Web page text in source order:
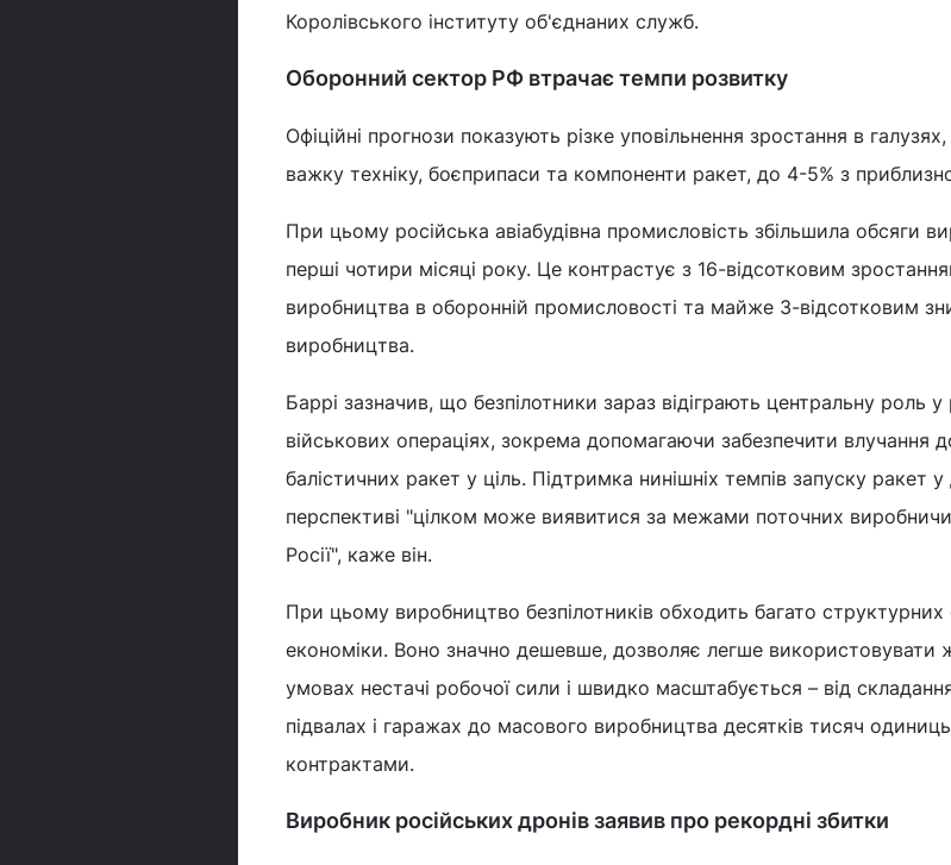
Королівського інституту об'єднаних служб.
Оборонний сектор РФ втрачає темпи розвитку
Офіційні прогнози показують різке уповільнення зростання в
важку техніку, боєприпаси та компоненти ракет, до 4-5% з
При цьому російська авіабудівна промисловість збільшила обсяги
перші чотири місяці року. Це контрастує з 16-відсотковим
виробництва в оборонній промисловості та майже 3-відсотковим
виробництва.
Баррі зазначив, що безпілотники зараз відіграють центральну роль у
військових операціях, зокрема допомагаючи забезпечити влучання
балістичних ракет у ціль. Підтримка нинішніх темпів запуску ракет
перспективі "цілком може виявитися за межами поточних
Росії", каже він.
При цьому виробництво безпілотників обходить багато
економіки. Воно значно дешевше, дозволяє легше використовувати
умовах нестачі робочої сили і швидко масштабується – від
підвалах і гаражах до масового виробництва десятків тисяч
контрактами.
Виробник російських дронів заявив про рекордні збитки